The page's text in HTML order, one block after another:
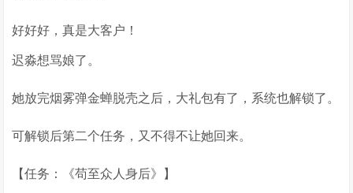
好好好，真是大客户！
迟淼想骂娘了。
她放完烟雾弹金蝉脱壳之后，大礼包有了，系统也解锁了。
可解锁后第二个任务，又不得不让她回来。
【任务：《苟至众人身后》】